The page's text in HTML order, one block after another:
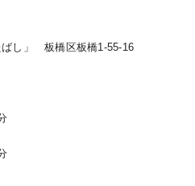
ばし」 板橋区板橋1-55-16